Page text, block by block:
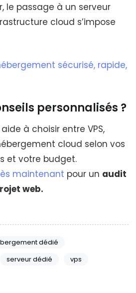
le passage à un serveur
cloud s’impose
sécurisé, rapide,
personnalisés ?
à choisir entre VPS,
cloud selon vos
et votre budget.
maintenant pour un audit
web.
dédié
serveur dédié vps